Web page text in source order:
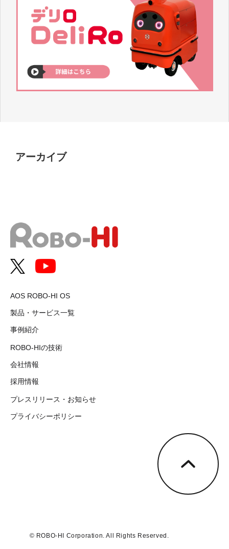
アーカイブ
AOS ROBO-HI OS
製品・サービス一覧
事例紹介
ROBO-HIの技術
会社情報
採用情報
プレスリリース・お知らせ
プライバシーポリシー
© ROBO-HI Corporation. All Rights Reserved.